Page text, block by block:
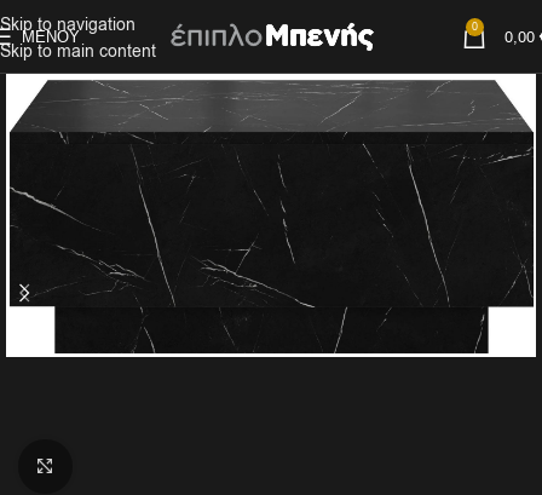
Skip to navigation
Skip to main content
ΜΕΝΟΎ 0 0,00